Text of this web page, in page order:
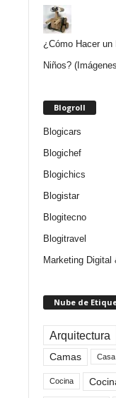
¿Cómo Hacer un
Niños?
Blogroll
Blogicars
Blogichef
Blogichics
Blogistar
Blogitecno
Blogitravel
Marketing Digital
Nube de
Arquitectura
Camas Casa
Cocina